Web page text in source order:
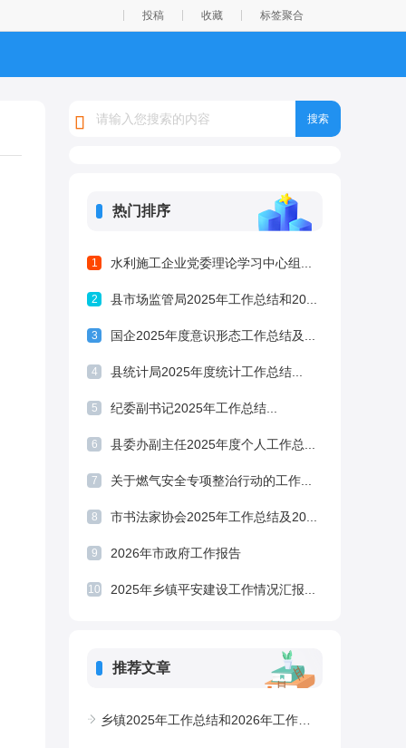
投稿 收藏 标签聚合
热门排序
1 水利施工企业党委理论学习中心组...
2 县市场监管局2025年工作总结和20...
3 国企2025年度意识形态工作总结及...
4 县统计局2025年度统计工作总结...
5 纪委副书记2025年工作总结...
6 县委办副主任2025年度个人工作总...
7 关于燃气安全专项整治行动的工作...
8 市书法家协会2025年工作总结及20...
9 2026年市政府工作报告
10 2025年乡镇平安建设工作情况汇报...
推荐文章
乡镇2025年工作总结和2026年工作计划1